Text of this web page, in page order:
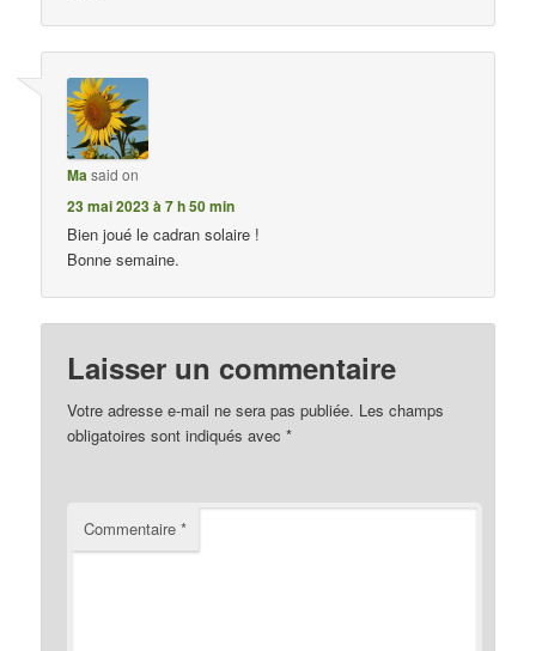
Masaid on
23 mai 2023 à 7 h 50 min
Bien joué le cadran solaire !
Bonne semaine.
Laisser un commentaire
Votre adresse e-mail ne sera pas publiée. Les champs
obligatoires sont indiqués avec*
Commentaire*